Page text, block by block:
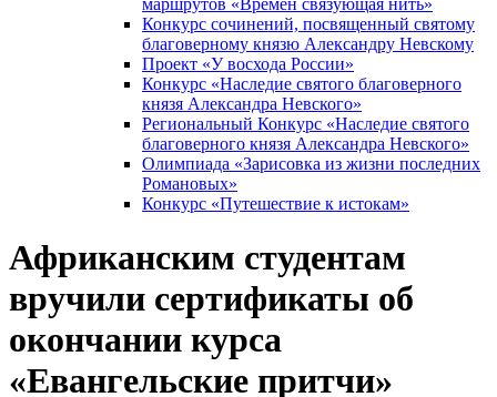
маршрутов «Времен связующая нить»
Конкурс сочинений, посвященный святому
благоверному князю Александру Невскому
Проект «У восхода России»
Конкурс «Наследие святого благоверного
князя Александра Невского»
Региональный Конкурс «Наследие святого
благоверного князя Александра Невского»
Олимпиада «Зарисовка из жизни последних
Романовых»
Конкурс «Путешествие к истокам»
Африканским студентам
вручили сертификаты об
окончании курса
«Евангельские притчи»